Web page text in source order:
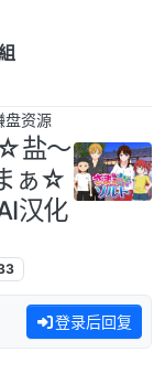
盘资源
盐～
ぁ☆
汉化
登录后回复